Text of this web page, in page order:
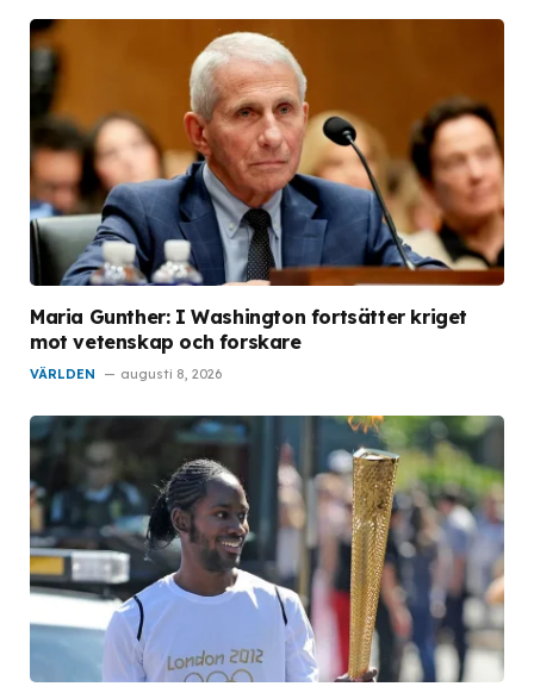
Maria Gunther: I Washington fortsätter kriget
mot vetenskap och forskare
VÄRLDEN augusti 8, 2026